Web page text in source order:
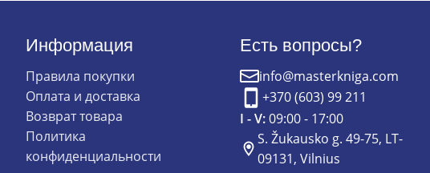
Информация
Правила покупки
Оплата и доставка
Возврат товара
Политика
конфиденциальности
Есть вопросы?
info@masterkniga.com
+370 (603) 99 211
I - V:09:00 - 17:00
S. Žukausko g. 49-75, LT-
09131, Vilnius